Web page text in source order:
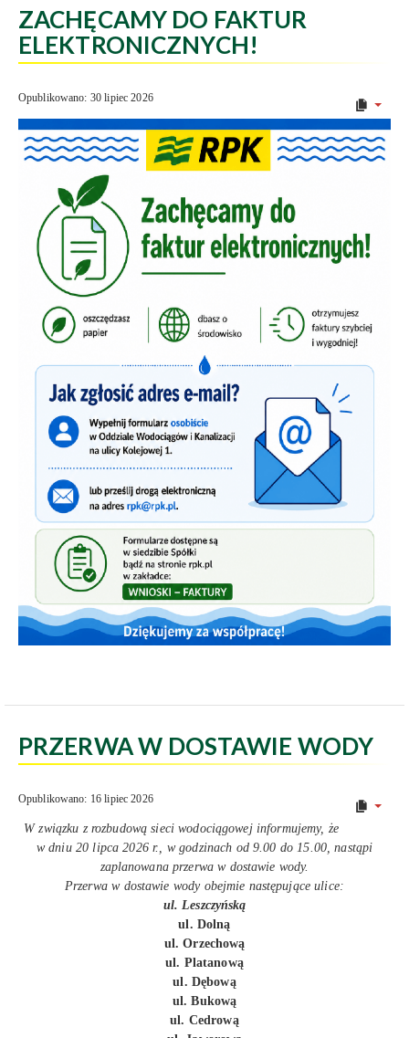
ZACHĘCAMY DO FAKTUR
ELEKTRONICZNYCH!
Opublikowano: 30 lipiec 2026
PRZERWA W DOSTAWIE WODY
Opublikowano: 16 lipiec 2026
W związku z rozbudową sieci wodociągowej informujemy, że
w dniu 20 lipca 2026 r., w godzinach od 9.00 do 15.00, nastąpi
zaplanowana przerwa w dostawie wody.
Przerwa w dostawie wody obejmie następujące ulice:
ul. Leszczyńską
ul. Dolną
ul. Orzechową
ul. Platanową
ul. Dębową
ul. Bukową
ul. Cedrową